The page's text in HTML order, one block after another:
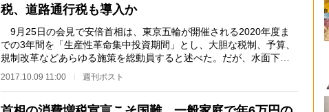
税、道路通行税も導入か
9月25日の会見で安倍首相は、東京五輪が開催される2020年度ま
での3年間を「生産性革命集中投資期間」とし、大胆な税制、予算、
規制改革などあらゆる施策を総動員すると述べた。だが、水面下で
はむしろ、五輪を理…
2017.10.09 11:00 週刊ポスト